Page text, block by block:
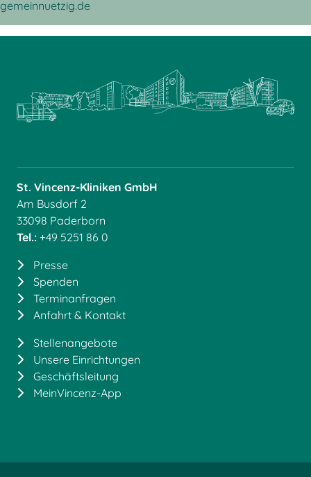
gemeinnuetzig.de
St. Vincenz-Kliniken GmbH
Am Busdorf 2
33098 Paderborn
Tel.: +49 5251 86 0
Presse
Spenden
Terminanfragen
Anfahrt & Kontakt
Stellenangebote
Unsere Einrichtungen
Geschäftsleitung
MeinVincenz-App